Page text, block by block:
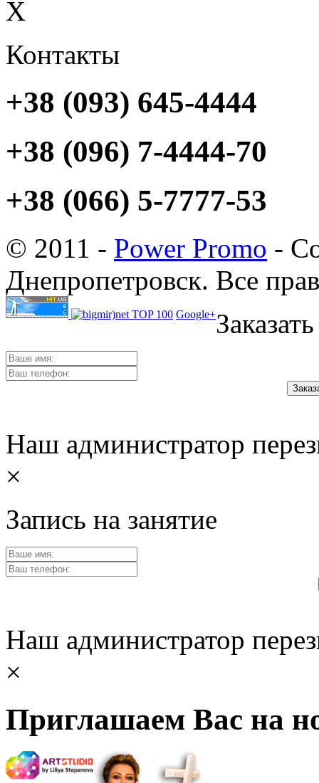
X
Контакты
+38 (093) 645-4444
+38 (096) 7-4444-70
+38 (066) 5-7777-53
© 2011 - Power Promo -
Днепропетровск. Все
Google+
Наш администратор
×
Запись на занятие
Наш администратор
×
Приглашаем Вас на